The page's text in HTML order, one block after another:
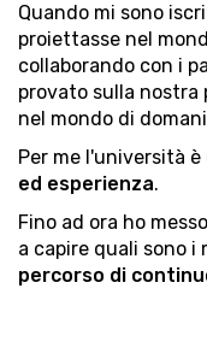
Quando mi sono
proiettasse nel
collaborando con i
provato sulla
nel mondo di
Per me l'università è
ed esperienza.
Fino ad ora ho
a capire quali sono i
percorso di